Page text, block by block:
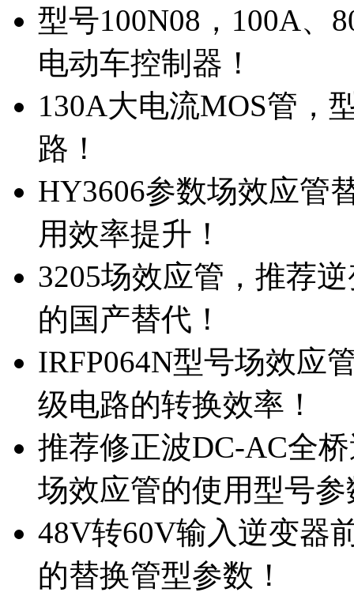
型号100N08，100A、
电动车控制器！
130A大电流MOS管，
路！
HY3606参数场效应管
用效率提升！
3205场效应管，推荐
的国产替代！
IRFP064N型号场效应
级电路的转换效率！
推荐修正波DC-AC全
场效应管的使用型号参
48V转60V输入逆变器
的替换管型参数！